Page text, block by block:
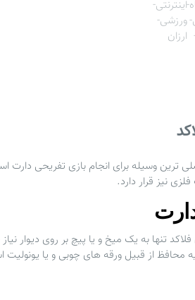
ترین وسیله برای انجام بازی تفریحی
نیز قرار دارد.
تنها به یک میخ و یا پیچ بر روی دیوار
محافظ از قبیل ورقه های چوبی و یا یونولیت